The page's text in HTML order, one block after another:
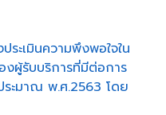
ระเมินความพึงพอใจใน
งผู้รับบริการที่มีต่อการ
ระมาณ พ.ศ.2563 โดย